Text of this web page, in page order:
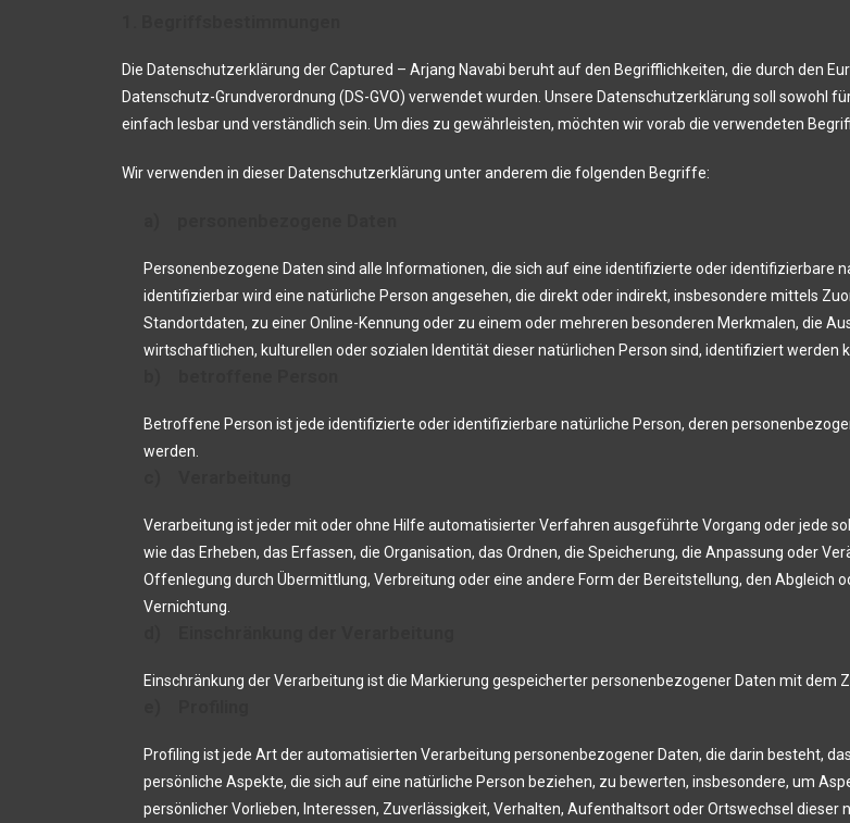
Die Datenschutzerklärung der Captured – Arjang Navabi beruht auf den Begrifflichkeiten, die durch den
Datenschutz-Grundverordnung (DS-GVO) verwendet wurden. Unsere Datenschutzerklärung soll sowohl
einfach lesbar und verständlich sein. Um dies zu gewährleisten, möchten wir vorab die verwendeten
Wir verwenden in dieser Datenschutzerklärung unter anderem die folgenden Begriffe:
Personenbezogene Daten sind alle Informationen, die sich auf eine identifizierte oder identifizierbare
identifizierbar wird eine natürliche Person angesehen, die direkt oder indirekt, insbesondere mittels
Standortdaten, zu einer Online-Kennung oder zu einem oder mehreren besonderen Merkmalen, die
wirtschaftlichen, kulturellen oder sozialen Identität dieser natürlichen Person sind, identifiziert werden
Betroffene Person ist jede identifizierte oder identifizierbare natürliche Person, deren
werden.
Verarbeitung ist jeder mit oder ohne Hilfe automatisierter Verfahren ausgeführte Vorgang oder jede
wie das Erheben, das Erfassen, die Organisation, das Ordnen, die Speicherung, die Anpassung oder
Offenlegung durch Übermittlung, Verbreitung oder eine andere Form der Bereitstellung, den Abgleich
Vernichtung.
Einschränkung der Verarbeitung ist die Markierung gespeicherter personenbezogener Daten mit dem
Profiling ist jede Art der automatisierten Verarbeitung personenbezogener Daten, die darin besteht,
persönliche Aspekte, die sich auf eine natürliche Person beziehen, zu bewerten, insbesondere, um
persönlicher Vorlieben, Interessen, Zuverlässigkeit, Verhalten, Aufenthaltsort oder Ortswechsel dieser